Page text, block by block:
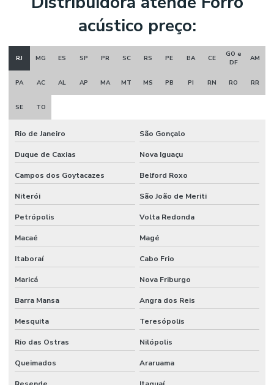
acústico preço:
RJ MG ES SP PR SC RS PE BA CE
GO e
DF
AM
PA AC AL AP MA MT MS PB PI RN RO RR
SE TO
Rio de Janeiro São Gonçalo
Duque de Caxias Nova Iguaçu
Campos dos Goytacazes Belford Roxo
Niterói São João de Meriti
Petrópolis Volta Redonda
Macaé Magé
Itaboraí Cabo Frio
Maricá Nova Friburgo
Barra Mansa Angra dos Reis
Mesquita Teresópolis
Rio das Ostras Nilópolis
Queimados Araruama